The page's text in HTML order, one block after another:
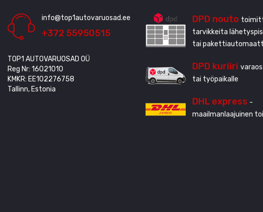
info@top1autovaruosad.ee
+372 55950515
TOP1 AUTOVARUOSAD OÜ
Reg Nr: 16021010
KMKR: EE102276758
Tallinn, Estonia
DPD nouto
tarvikkeita
tai
DPD kuriiri
tai työpaikalle
DHL express -
maailmanlaajuinen